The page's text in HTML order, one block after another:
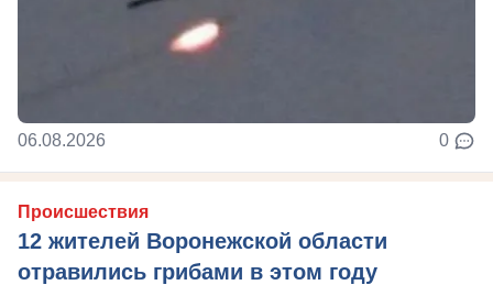
06.08.2026 0
Происшествия
12 жителей Воронежской области
отравились грибами в этом году